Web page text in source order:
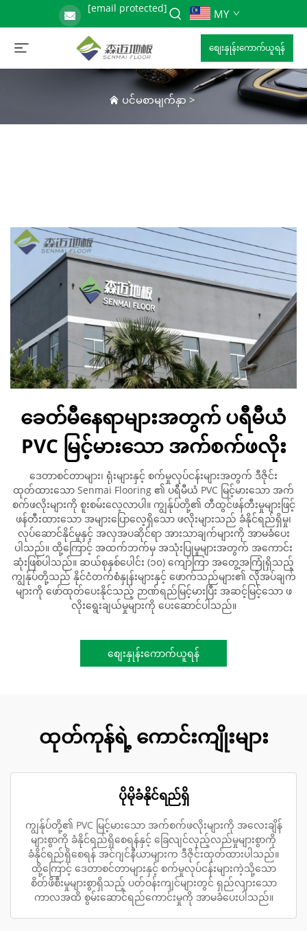
[email protected] MY
စျေးနှုန်းကောက်ယူရန်
ပင်မစာမျက်နှာ >
ခေတ်မီနေရာများအတွက် ပရီမီယံ
PVC မြင့်မားသော အက်စက်ဖလိုး
ဒေတာစင်တာများ၊ ရုံးများနှင့် စက်မှုလုပ်ငန်းများအတွက် ဒီဇိုင်း
ထုတ်ထားသော Senmai Flooring ၏ ပရီမီယံ PVC မြင့်မားသော အက်
စက်ဖလိုးများကို စူးစမ်းလေ့လာပါ။ ကျွန်ုပ်တို့၏ တီထွင်ဖန်တီးမှုများဖြင့်
ဖန်တီးထားသော အများပြောလေ့ရှိသော ဖလိုးများသည် ခံနိုင်ရည်ရှိမှု၊
လုပ်ဆောင်နိုင်မှုနှင့် အလှအပဆိုင်ရာ အားသာချက်များကို အာမခံပေး
ပါသည်။ ထို့ကြောင့် အထက်ဘက်မှ အသုံးပြုမှုများအတွက် အကောင်း
ဆုံးဖြစ်ပါသည်။ ဆယ်စုနှစ်ပေါင်း (၁၀) ကျော်ကြာ အတွေ့အကြုံရှိသည့်
ကျွန်ုပ်တို့သည် နိုင်ငံတက်စံနှုန်းများနှင့် ဖောက်သည်များ၏ လိုအပ်ချက်
များကို ဖော်ထုတ်ပေးနိုင်သည့် ဉာဏ်ရည်မြင့်မားပြီး အဆင့်မြင့်သော ဖ
လိုးရွေးချယ်မှုများကို ပေးဆောင်ပါသည်။
စျေးနှုန်းကောက်ယူရန်
ထုတ်ကုန်ရဲ့ ကောင်းကျိုးများ
ပိုမိုခံနိုင်ရည်ရှိ
ကျွန်ုပ်တို့၏ PVC မြင့်မားသော အက်စက်ဖလိုးများကို အလေးချိန်
များစွာကို ခံနိုင်ရည်ရှိစေရန်နှင့် ခြေလျင်လှည့်လည်မှုများစွာကို
ခံနိုင်ရည်ရှိစေရန် အင်ဂျင်နီယာများက ဒီဇိုင်းထုတ်ထားပါသည်။
ထို့ကြောင့် ဒေတာစင်တာများနှင့် စက်မှုလုပ်ငန်းများကဲ့သို့သော
စိတ်ဖိစီးမှုများစွာရှိသည့် ပတ်ဝန်းကျင်များတွင် ရှည်လျားသော
ကာလအထိ စွမ်းဆောင်ရည်ကောင်းမှုကို အာမခံပေးပါသည်။